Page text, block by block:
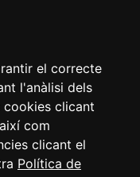
el correcte
l'anàlisi dels
clicant
com
clicant el
Política de